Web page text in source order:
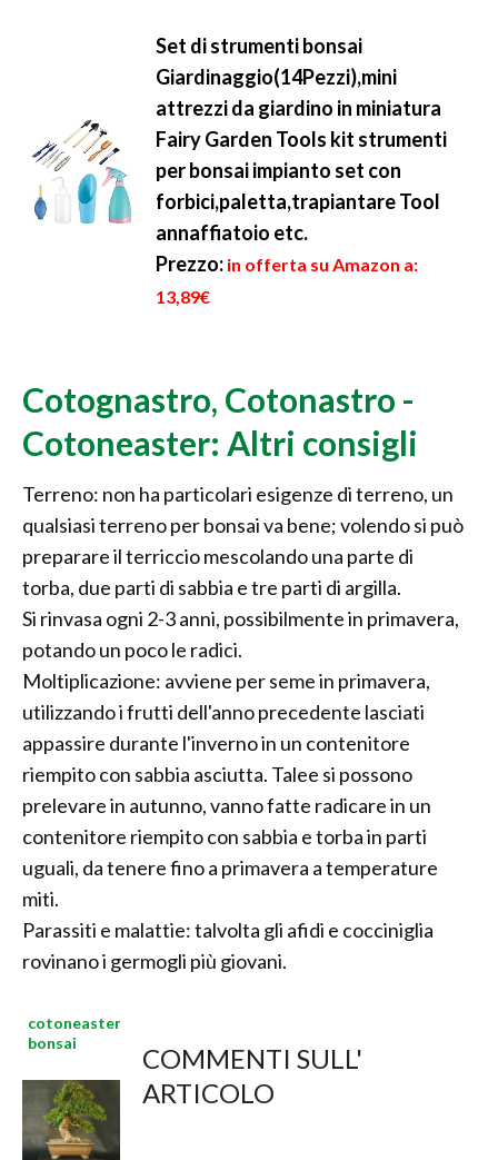
Set di strumenti bonsai
Giardinaggio(14Pezzi),mini
attrezzi da giardino in miniatura
Fairy Garden Tools kit strumenti
per bonsai impianto set con
forbici,paletta,trapiantare Tool
annaffiatoio etc.
Prezzo: in offerta su Amazon a:
13,89€
Cotognastro, Cotonastro -
Cotoneaster: Altri consigli
Terreno: non ha particolari esigenze di terreno, un
qualsiasi terreno per bonsai va bene; volendo si può
preparare il terriccio mescolando una parte di
torba, due parti di sabbia e tre parti di argilla.
Si rinvasa ogni 2-3 anni, possibilmente in primavera,
potando un poco le radici.
Moltiplicazione: avviene per seme in primavera,
utilizzando i frutti dell'anno precedente lasciati
appassire durante l'inverno in un contenitore
riempito con sabbia asciutta. Talee si possono
prelevare in autunno, vanno fatte radicare in un
contenitore riempito con sabbia e torba in parti
uguali, da tenere fino a primavera a temperature
miti.
Parassiti e malattie: talvolta gli afidi e cocciniglia
rovinano i germogli più giovani.
cotoneaster
bonsai
COMMENTI SULL'
ARTICOLO